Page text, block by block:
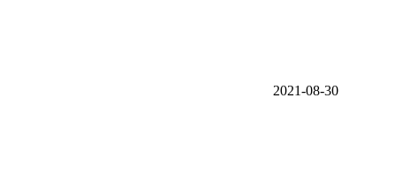
2021-08-30